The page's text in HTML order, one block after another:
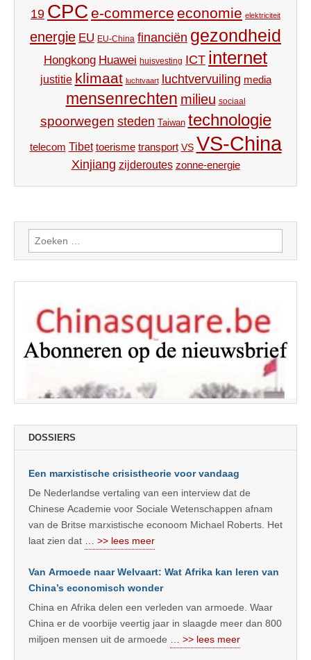
19 CPC e-commerce economie elektriciteit
energie EU EU-China financiën gezondheid
Hongkong Huawei huisvesting ICT internet
justitie klimaat luchtvaart luchtvervuiling media
mensenrechten milieu sociaal
spoorwegen steden Taiwan technologie
telecom Tibet toerisme transport VS VS-China
Xinjiang zijderoutes zonne-energie
Zoeken
naar:
DOSSIERS
Een marxistische crisistheorie voor vandaag
De Nederlandse vertaling van een interview dat de
Chinese Academie voor Sociale Wetenschappen afnam
van de Britse marxistische econoom Michael Roberts. Het
laat zien dat
… >> lees meer
Van Armoede naar Welvaart: Wat Afrika kan leren van
China’s economisch wonder
China en Afrika delen een verleden van armoede. Waar
China er de voorbije veertig jaar in slaagde meer dan 800
miljoen mensen uit de armoede
… >> lees meer